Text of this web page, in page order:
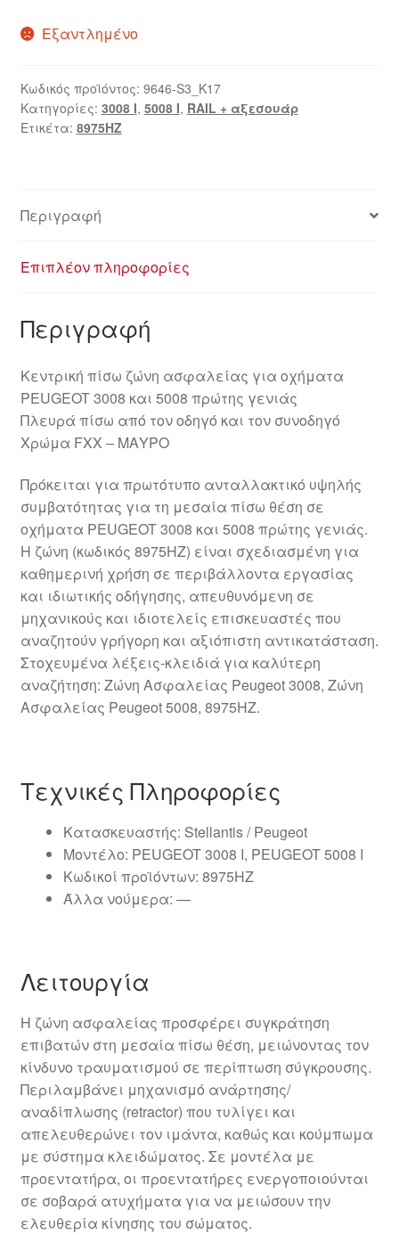
Εξαντλημένο
Κωδικός προϊόντος: 9646-S3_K17
Κατηγορίες: 3008 Ι, 5008 Ι, RAIL + αξεσουάρ
Ετικέτα: 8975HZ
Περιγραφή
Επιπλέον πληροφορίες
Περιγραφή
Κεντρική πίσω ζώνη ασφαλείας για οχήματα
PEUGEOT 3008 και 5008 πρώτης γενιάς
Πλευρά πίσω από τον οδηγό και τον συνοδηγό
Χρώμα FXX – ΜΑΥΡΟ
Πρόκειται για πρωτότυπο ανταλλακτικό υψηλής
συμβατότητας για τη μεσαία πίσω θέση σε
οχήματα PEUGEOT 3008 και 5008 πρώτης γενιάς.
Η ζώνη (κωδικός 8975HZ) είναι σχεδιασμένη για
καθημερινή χρήση σε περιβάλλοντα εργασίας
και ιδιωτικής οδήγησης, απευθυνόμενη σε
μηχανικούς και ιδιοτελείς επισκευαστές που
αναζητούν γρήγορη και αξιόπιστη αντικατάσταση.
Στοχευμένα λέξεις-κλειδιά για καλύτερη
αναζήτηση: Ζώνη Ασφαλείας Peugeot 3008, Ζώνη
Ασφαλείας Peugeot 5008, 8975HZ.
Τεχνικές Πληροφορίες
Κατασκευαστής: Stellantis / Peugeot
Μοντέλο: PEUGEOT 3008 I, PEUGEOT 5008 I
Κωδικοί προϊόντων: 8975HZ
Άλλα νούμερα: —
Λειτουργία
Η ζώνη ασφαλείας προσφέρει συγκράτηση
επιβατών στη μεσαία πίσω θέση, μειώνοντας τον
κίνδυνο τραυματισμού σε περίπτωση σύγκρουσης.
Περιλαμβάνει μηχανισμό ανάρτησης/
αναδίπλωσης (retractor) που τυλίγει και
απελευθερώνει τον ιμάντα, καθώς και κούμπωμα
με σύστημα κλειδώματος. Σε μοντέλα με
προεντατήρα, οι προεντατήρες ενεργοποιούνται
σε σοβαρά ατυχήματα για να μειώσουν την
ελευθερία κίνησης του σώματος.